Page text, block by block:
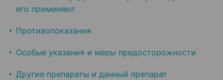
его применяют
Противопоказания
Особые указания и меры предосторожности
Другие препараты и данный препарат